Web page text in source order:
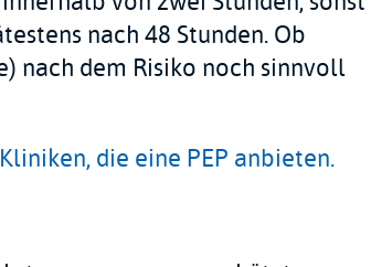
nach 48 Stunden. Ob
nach dem Risiko noch sinnvoll
die eine PEP anbieten.